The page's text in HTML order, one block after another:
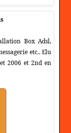
Box Adsl,
etc.. Elu
2006 et 2nd en